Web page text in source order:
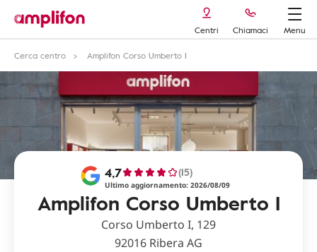
Centri Chiamaci
Menu
Cerca centro
Amplifon Corso Umberto I
Amplifon Corso Umberto I
4,7 (15)
Ultimo aggiornamento: 2026/08/09
Corso Umberto I, 129
92016 Ribera AG